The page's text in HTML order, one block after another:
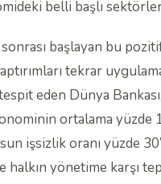
belli başlı
başlayan bu
tekrar
eden Dünya
ortalama
işsizlik oranı yüzde
halkın yönetime karşı